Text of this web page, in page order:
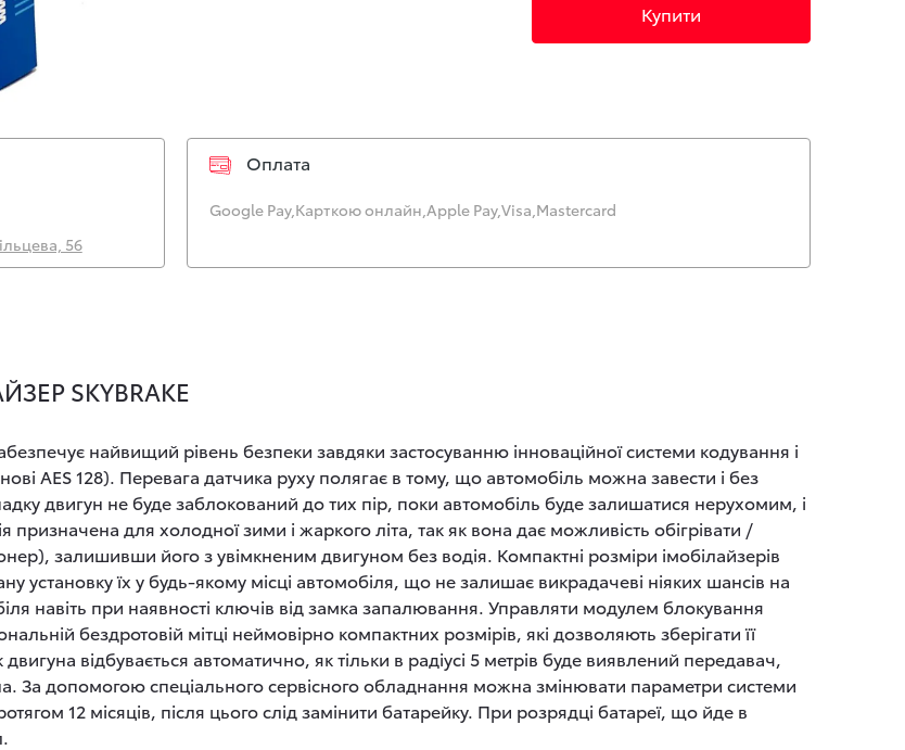
Купити
56
Оплата
Google Pay,Карткою онлайн,Apple Pay,Visa,Mastercard
SKYBRAKE
найвищий рівень безпеки завдяки застосуванню інноваційної системи кодування і
AES 128). Перевага датчика руху полягає в тому, що автомобіль можна завести і без
двигун не буде заблокований до тих пір, поки автомобіль буде залишатися нерухомим, і
для холодної зими і жаркого літа, так як вона дає можливість обігрівати /
залишивши його з увімкненим двигуном без водія. Компактні розміри імобілайзерів
установку їх у будь-якому місці автомобіля, що не залишає викрадачеві ніяких шансів на
навіть при наявності ключів від замка запалювання. Управляти модулем блокування
бездротовій мітці неймовірно компактних розмірів, які дозволяють зберігати її
відбувається автоматично, як тільки в радіусі 5 метрів буде виявлений передавач,
За допомогою спеціального сервісного обладнання можна змінювати параметри системи
12 місяців, після цього слід замінити батарейку. При розрядці батареї, що йде в